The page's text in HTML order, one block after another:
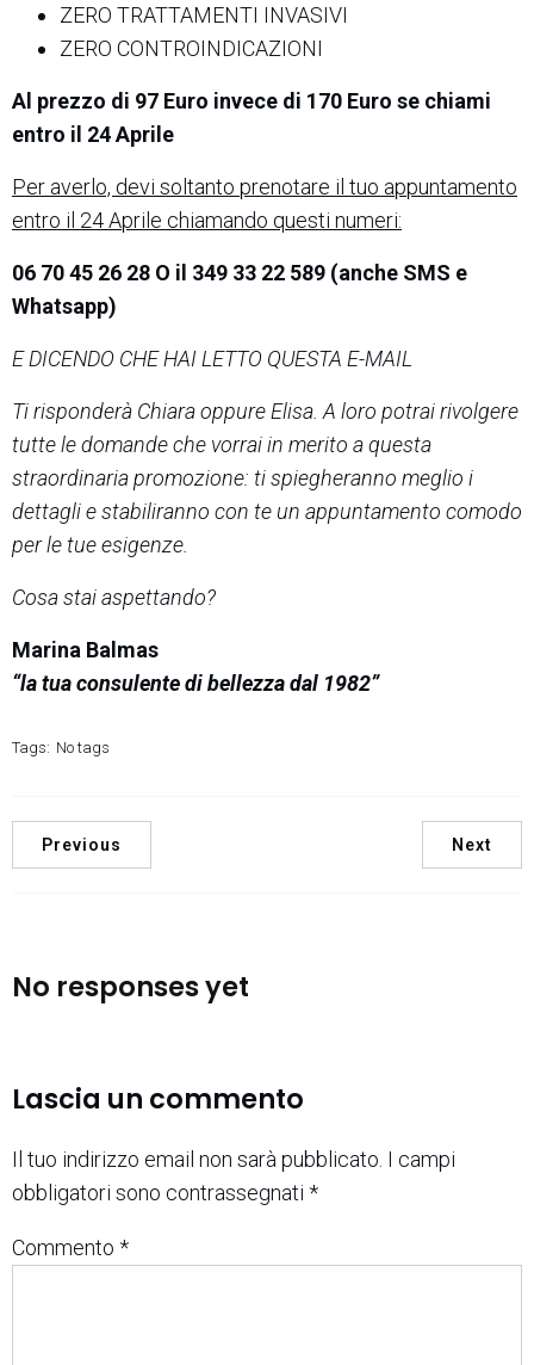
ZERO TRATTAMENTI INVASIVI
ZERO CONTROINDICAZIONI
Al prezzo di 97 Euro invece di 170 Euro se chiami
entro il 24 Aprile
Per averlo, devi soltanto prenotare il tuo appuntamento
entro il 24 Aprile chiamando questi numeri:
06 70 45 26 28 O il 349 33 22 589 (anche SMS e
Whatsapp)
E DICENDO CHE HAI LETTO QUESTA E-MAIL
Ti risponderà Chiara oppure Elisa. A loro potrai rivolgere
tutte le domande che vorrai in merito a questa
straordinaria promozione: ti spiegheranno meglio i
dettagli e stabiliranno con te un appuntamento comodo
per le tue esigenze.
Cosa stai aspettando?
Marina Balmas
“la tua consulente di bellezza dal 1982”
Tags: No tags
Previous Next
No responses yet
Lascia un commento
Il tuo indirizzo email non sarà pubblicato. I campi
obbligatori sono contrassegnati *
Commento *